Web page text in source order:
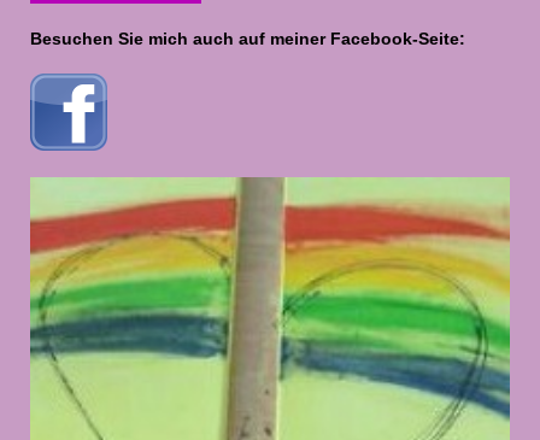
Besuchen Sie mich auch auf meiner Facebook-Seite: